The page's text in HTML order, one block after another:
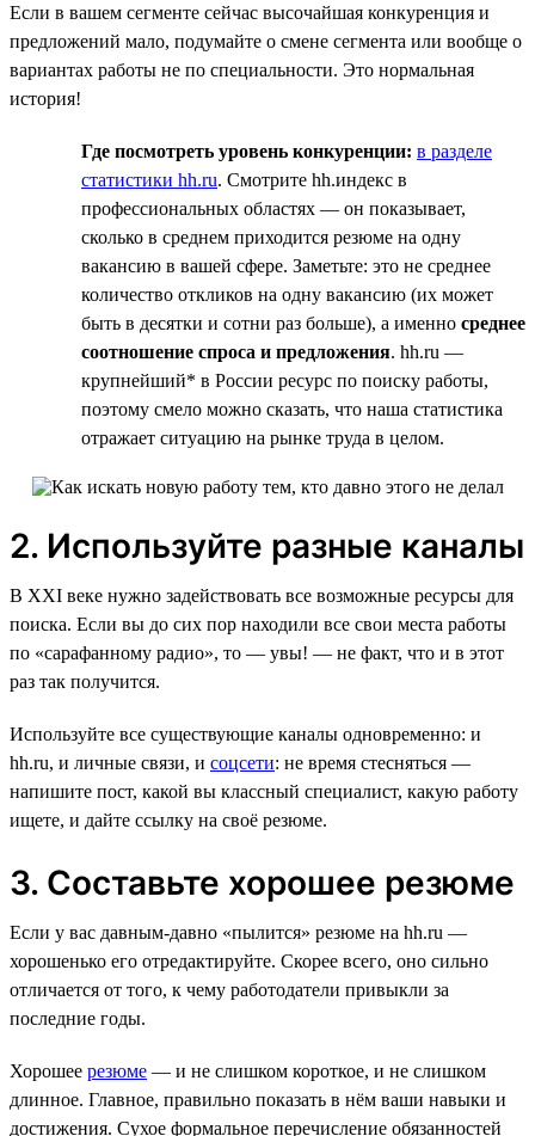
Если в вашем сегменте сейчас высочайшая конкуренция и
предложений мало, подумайте о смене сегмента или вообще о
вариантах работы не по специальности. Это нормальная
история!
Где посмотреть уровень конкуренции: в разделе
статистики hh.ru. Смотрите hh.индекс в
профессиональных областях — он показывает,
сколько в среднем приходится резюме на одну
вакансию в вашей сфере. Заметьте: это не среднее
количество откликов на одну вакансию (их может
быть в десятки и сотни раз больше), а именно среднее
соотношение спроса и предложения. hh.ru —
крупнейший* в России ресурс по поиску работы,
поэтому смело можно сказать, что наша статистика
отражает ситуацию на рынке труда в целом.
2. Используйте разные каналы
В XXI веке нужно задействовать все возможные ресурсы для
поиска. Если вы до сих пор находили все свои места работы
по «сарафанному радио», то — увы! — не факт, что и в этот
раз так получится.
Используйте все существующие каналы одновременно: и
hh.ru, и личные связи, и соцсети: не время стесняться —
напишите пост, какой вы классный специалист, какую работу
ищете, и дайте ссылку на своё резюме.
3. Составьте хорошее резюме
Если у вас давным-давно «пылится» резюме на hh.ru —
хорошенько его отредактируйте. Скорее всего, оно сильно
отличается от того, к чему работодатели привыкли за
последние годы.
Хорошее резюме — и не слишком короткое, и не слишком
длинное. Главное, правильно показать в нём ваши навыки и
достижения. Сухое формальное перечисление обязанностей